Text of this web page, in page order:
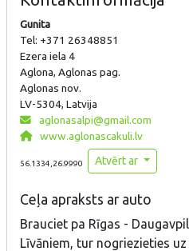
Gunita
Tel: +371 26348851
Ezera iela 4
Aglona, Aglonas pag.
Aglonas nov.
LV-5304, Latvija
aglonasalpi@gmail.com
www.aglonascakuli.lv
56.1334,26.9990 Atvērt ar
Ceļa apraksts ar auto
Brauciet pa Rīgas -
Līvāniem, tur nogriezieties